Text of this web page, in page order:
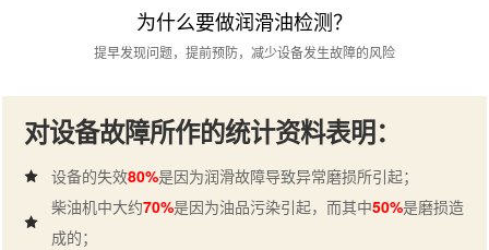
为什么要做润滑油检测？
提早发现问题，提前预防，减少设备发生故障的风险
对设备故障所作的统计资料表明：
设备的失效80%是因为润滑故障导致异常磨损所引起；
柴油机中大约70%是因为油品污染引起，而其中50%是磨损造
成的；